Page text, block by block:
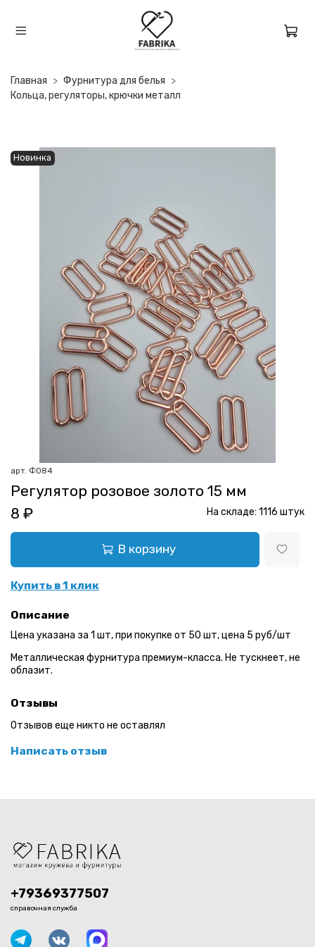
Главная
Фурнитура для белья
Кольца, регуляторы, крючки металл
Новинка
арт. Ф084
Регулятор розовое золото 15 мм
8 ₽
В корзину
Купить в 1 клик
На складе: 1116 штук
Описание
Цена указана за 1 шт, при покупке от 50 шт, цена 5 руб/шт
Металлическая фурнитура премиум-класса. Не тускнеет, не
облазит.
Отзывы
Отзывов еще никто не оставлял
Написать отзыв
+79369377507
справочная служба